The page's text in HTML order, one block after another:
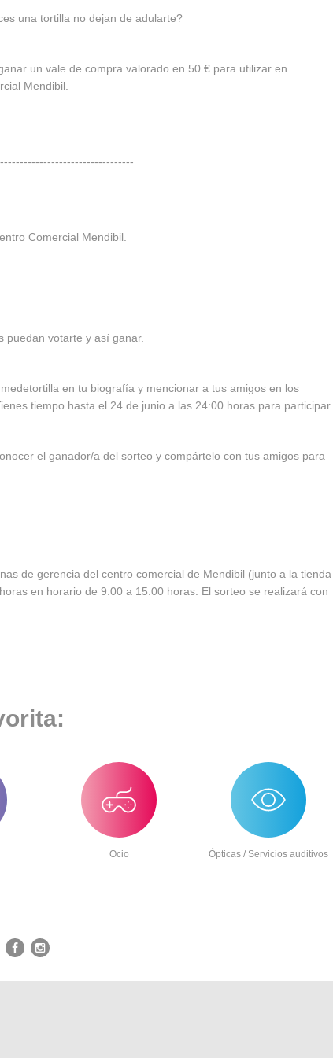
una tortilla no dejan de adularte?
un vale de compra valorado en 50 € para utilizar en
Mendibil.
Comercial Mendibil.
puedan votarte y así ganar.
en tu biografía y mencionar a tus amigos en los
tiempo hasta el 24 de junio a las 24:00 horas para participar.
el ganador/a del sorteo y compártelo con tus amigos para
de gerencia del centro comercial de Mendibil (junto a la tienda
en horario de 9:00 a 15:00 horas. El sorteo se realizará con
Ocio Ópticas / Servicios auditivos